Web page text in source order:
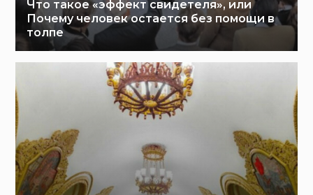
Что такое «эффект свидетеля», или
Почему человек остается без помощи в
толпе